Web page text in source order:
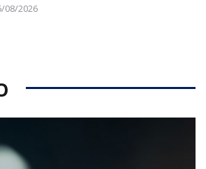
08/2026